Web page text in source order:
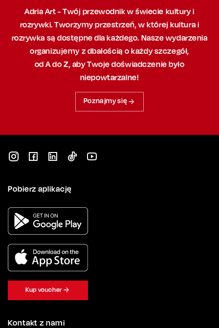
Adria Art - Twój przewodnik w świecie kultury i
rozrywki. Tworzymy przestrzeń,w której kultura i
rozrywka są dostępne dla każdego. Nasze wydarzenia
organizujemy z dbałością o każdy szczegół,
od A do Z, abyTwoje doświadczenie było
niepowtarzalne!
Poznajmy się
Kontakt z nami
Pobierz aplikację
Kup voucher